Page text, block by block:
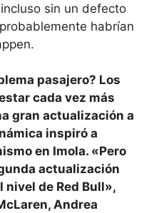
sin un defecto
habrían
pasajero? Los
cada vez más
gran actualización a
inspiró a
en Imola. «Pero
actualización
nivel de Red Bull»,
Andrea